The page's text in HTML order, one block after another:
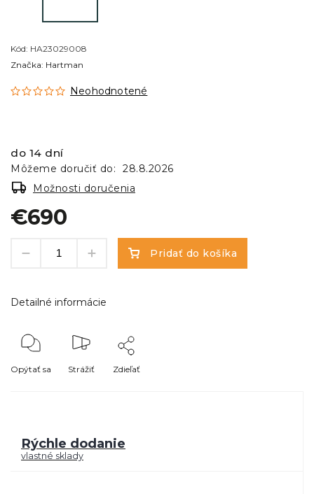
Kód: HA23029008
Neohodnotené
Značka: Hartman
€690
do 14 dní
Môžeme doručiť do:
28.8.2026
Možnosti doručenia
Pridať do košíka
Detailné informácie
Opýtať sa Strážiť Zdieľať
Rýchle dodanie
vlastné sklady